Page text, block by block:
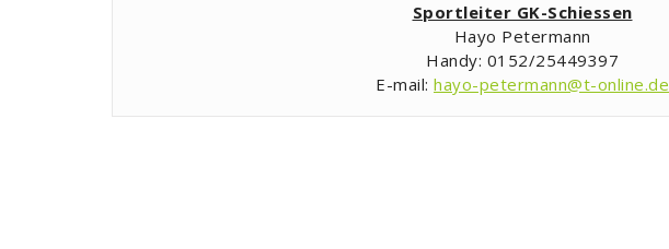
Sportleiter GK-Schiessen
Hayo Petermann
Handy: 0152/25449397
E-mail: hayo-petermann@t-online.de